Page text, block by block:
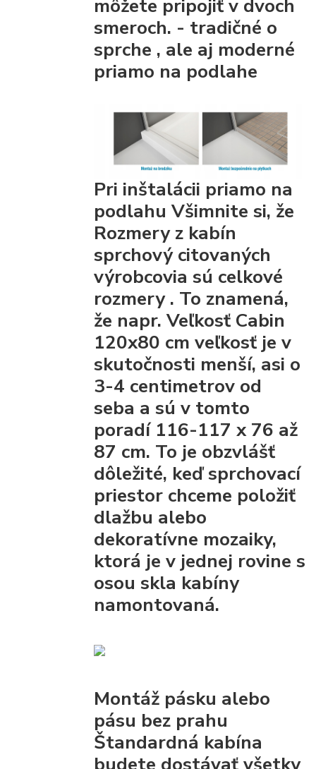
môžete pripojiťv dvoch
smeroch. - tradičné o
sprche , ale aj moderné
priamo na podlahe
Pri inštalácii priamo na
podlahu Všimnite si, že
Rozmery z kabín
sprchový citovaných
výrobcoviasú celkové
rozmery. To znamená,
že napr. Veľkosť Cabin
120x80 cm veľkosť je v
skutočnosti menší, asi o
3-4 centimetrov od
seba a sú v tomto
poradí 116-117 x 76 až
87 cm. To je obzvlášť
dôležité, keď sprchovací
priestor chceme položiť
dlažbu alebo
dekoratívne mozaiky,
ktorá je v jednej rovine s
osou skla kabíny
namontovaná.
Montáž pásku alebo
pásu bez prahu
Štandardná kabína